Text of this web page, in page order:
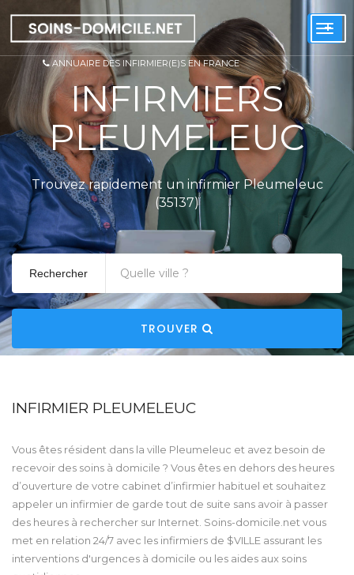
+
ANNUAIRE DES INFIRMIER(E)S EN FRANCE
INFIRMIERS
PLEUMELEUC
Trouvez rapidement un infirmier Pleumeleuc
(35137)
Rechercher
TROUVER
INFIRMIER PLEUMELEUC
Vous êtes résident dans la ville Pleumeleuc et avez besoin de
recevoir des soins à domicile ? Vous êtes en dehors des heures
d’ouverture de votre cabinet d’infirmier habituel et souhaitez
appeler un infirmier de garde tout de suite sans avoir à passer
des heures à rechercher sur Internet. Soins-domicile.net vous
met en relation 24/7 avec les infirmiers de $VILLE assurant les
interventions d'urgences à domicile ou les aides aux soins